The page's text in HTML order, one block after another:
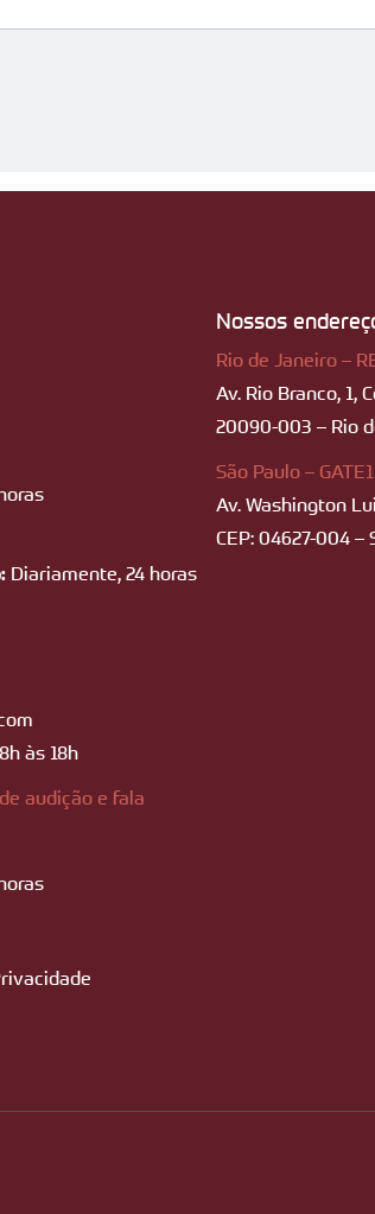
Diariamente, 24 horas
às 18h
audição e fala
Nossos
Rio de Janeiro –
Av. Rio Branco, 1,
20090-003 – Rio
São Paulo – GATE1
Av. Washington
CEP: 04627-004 –